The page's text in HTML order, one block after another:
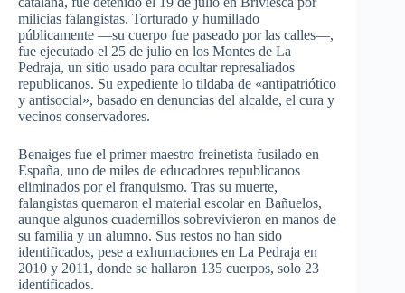
milicias falangistas. Torturado y humillado
públicamente —su cuerpo fue paseado por las calles—,
fue ejecutado el 25 de julio en los Montes de La
Pedraja, un sitio usado para ocultar represaliados
republicanos. Su expediente lo tildaba de «antipatriótico
y antisocial», basado en denuncias del alcalde, el cura y
vecinos conservadores.
Benaiges fue el primer maestro freinetista fusilado en
España, uno de miles de educadores republicanos
eliminados por el franquismo. Tras su muerte,
falangistas quemaron el material escolar en Bañuelos,
aunque algunos cuadernillos sobrevivieron en manos de
su familia y un alumno. Sus restos no han sido
identificados, pese a exhumaciones en La Pedraja en
2010 y 2011, donde se hallaron 135 cuerpos, solo 23
identificados.